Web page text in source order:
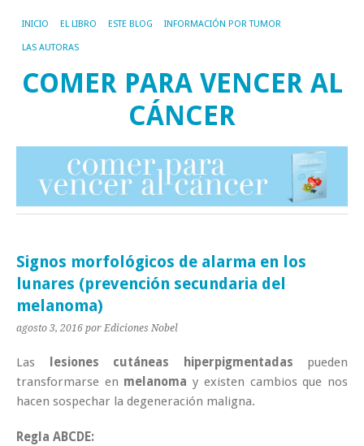
INICIO EL LIBRO ESTE BLOG INFORMACIÓN POR TUMOR
LAS AUTORAS
COMER PARA VENCER AL
CÁNCER
Signos morfológicos de alarma en los
lunares (prevención secundaria del
melanoma)
agosto 3, 2016 por Ediciones Nobel
Las lesiones cutáneas hiperpigmentadas pueden
transformarse en melanoma y existen cambios que nos
hacen sospechar la degeneración maligna.
Regla ABCDE: